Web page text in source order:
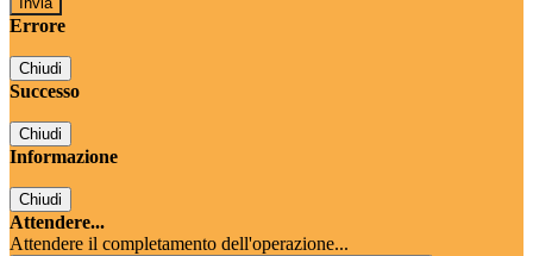
Errore
Chiudi
Successo
Chiudi
Informazione
Chiudi
Attendere...
Attendere il completamento dell'operazione...